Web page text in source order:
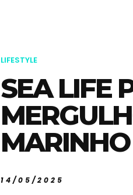
LIFESTYLE
SEA LIFE
MARINHO
14/05/2025